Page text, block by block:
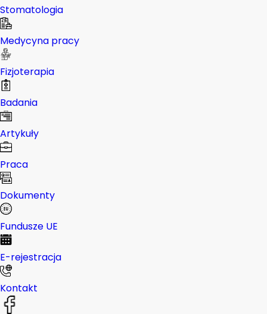
Stomatologia
Medycyna pracy
Fizjoterapia
Badania
Artykuły
Praca
Dokumenty
Fundusze UE
E-rejestracja
Kontakt